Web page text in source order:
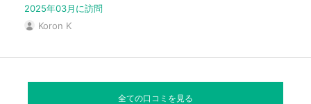
2025年03月に訪問
Koron K
全ての口コミを見る